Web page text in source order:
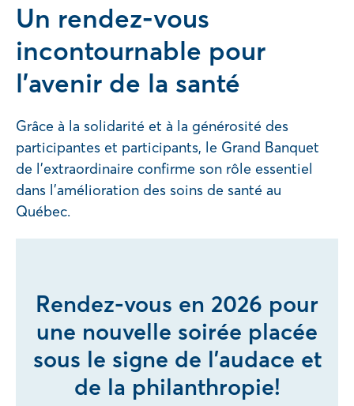
Un rendez-vous
incontournable pour
l’avenir de la santé
Grâce à la solidarité et à la générosité des
participantes et participants, le Grand Banquet
de l’extraordinaire confirme son rôle essentiel
dans l’amélioration des soins de santé au
Québec.
Rendez-vous en 2026 pour
une nouvelle soirée placée
sous le signe de l’audace et
de la philanthropie!